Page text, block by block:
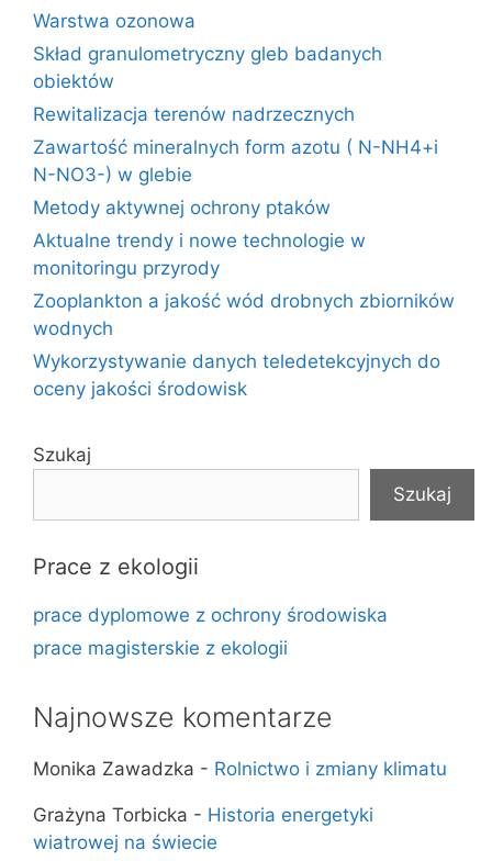
Warstwa ozonowa
Skład granulometryczny gleb badanych
obiektów
Rewitalizacja terenów nadrzecznych
Zawartość mineralnych form azotu ( N-NH4+i
N-NO3-) w glebie
Metody aktywnej ochrony ptaków
Aktualne trendy i nowe technologie w
monitoringu przyrody
Zooplankton a jakość wód drobnych zbiorników
wodnych
Wykorzystywanie danych teledetekcyjnych do
oceny jakości środowisk
Szukaj
Szukaj
Prace z ekologii
prace dyplomowe z ochrony środowiska
prace magisterskie z ekologii
Najnowsze komentarze
Monika Zawadzka - Rolnictwo i zmiany klimatu
Grażyna Torbicka - Historia energetyki
wiatrowej na świecie